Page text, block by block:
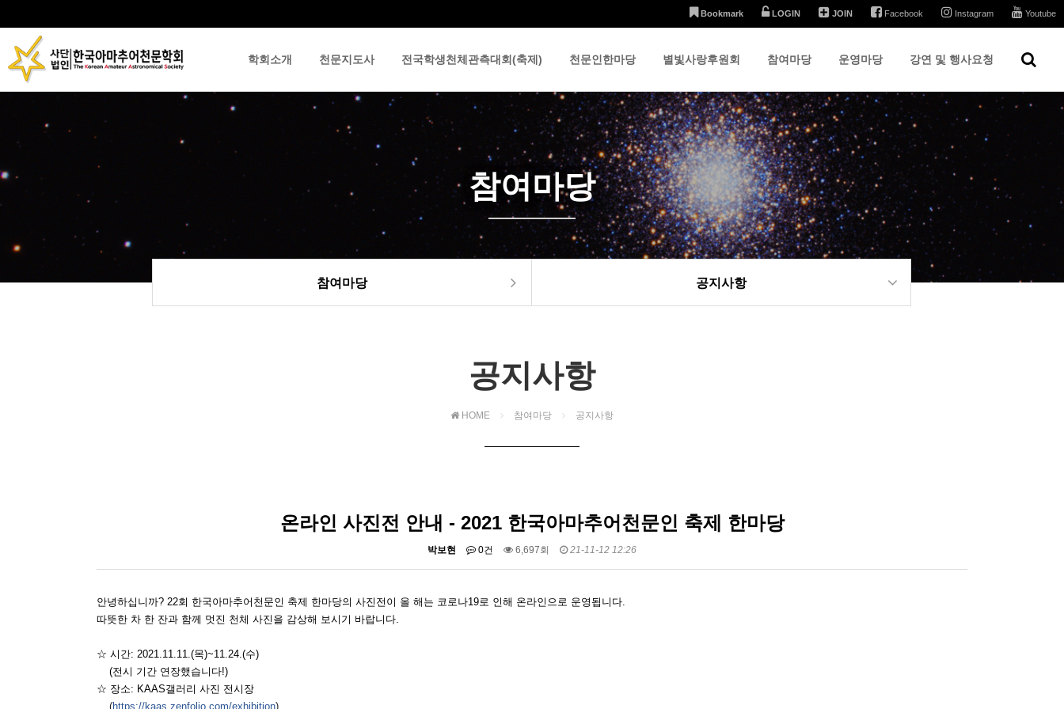
Bookmark LOGIN JOIN Facebook Instagram Youtube
학회소개 천문지도사 전국학생천체관측대회(축제) 천문인한마당 별빛사랑후원회 참여마당
하위분류
운영마당
하위분류
강연 및 행사요청
참여마당
참여마당 공지사항
공지사항
HOME 참여마당 공지사항
온라인 사진전 안내 - 2021 한국아마추어천문인 축제 한마당
박보현 0건 6,697회 21-11-12 12:26
안녕하십니까? 22회 한국아마추어천문인 축제 한마당의 사진전이 올 해는 코로나19로 인해 온라인으로 운영됩니다.
따뜻한 차 한 잔과 함께 멋진 천체 사진을 감상해 보시기 바랍니다.
☆ 시간: 2021.11.11.(목)~11.24.(수)
(전시 기간 연장했습니다!)
☆ 장소: KAAS갤러리 사진 전시장
(https://kaas.zenfolio.com/exhibition)